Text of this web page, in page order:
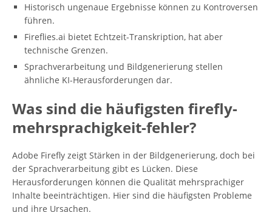
Historisch ungenaue Ergebnisse können zu Kontroversen
führen.
Fireflies.ai bietet Echtzeit-Transkription, hat aber
technische Grenzen.
Sprachverarbeitung und Bildgenerierung stellen
ähnliche KI-Herausforderungen dar.
Was sind die häufigsten firefly-
mehrsprachigkeit-fehler?
Adobe Firefly zeigt Stärken in der Bildgenerierung, doch bei
der Sprachverarbeitung gibt es Lücken. Diese
Herausforderungen können die Qualität mehrsprachiger
Inhalte beeinträchtigen. Hier sind die häufigsten Probleme
und ihre Ursachen.